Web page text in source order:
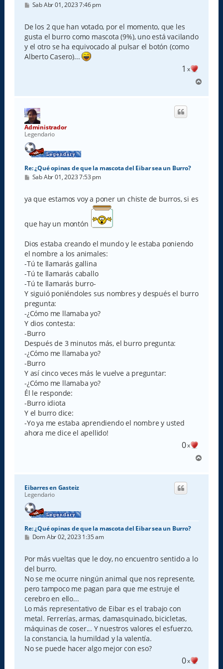
M
s
a
j
e
Sab Abr 01, 2023 7:46 pm
De los 2 que han votado, por el momento, que les
gusta el burro como mascota (9%), uno está vacilando
y el otro se ha equivocado al pulsar el botón (como
Alberto Casero)...
1 x
r
Administrador
Legendario
Re: ¿Qué opinas de que la mascota del Eibar sea un Burro?
M
s
a
Sab Abr 01, 2023 7:53 pm
ya que estamos voy a poner un chiste de burros, si es
que hay un montón
Dios estaba creando el mundo y le estaba poniendo
el nombre a los animales:
-Tú te llamarás gallina
-Tú te llamarás caballo
-Tú te llamarás burro-
Y siguió poniéndoles sus nombres y después el burro
pregunta:
-¿Cómo me llamaba yo?
Y dios contesta:
-Burro
Después de 3 minutos más, el burro pregunta:
-¿Cómo me llamaba yo?
-Burro
Y así cinco veces más le vuelve a preguntar:
-¿Cómo me llamaba yo?
Él le responde:
-Burro idiota
Y el burro dice:
-Yo ya me estaba aprendiendo el nombre y usted
ahora me dice el apellido!
0x
r
Eibarres en Gasteiz
Legendario
Re: ¿Qué opinas de que la mascota del Eibar sea un Burro?
M
s
a
j
e
Dom Abr 02, 2023 1:35 am
Por más vueltas que le doy, no encuentro sentido a lo
del burro.
No se me ocurre ningún animal que nos represente,
pero tampoco me pagan para que me estruje el
cerebro en ello...
Lo más representativo de Eibar es el trabajo con
metal. Ferrerías, armas, damasquinado, bicicletas,
máquinas de coser... Y nuestros valores el esfuerzo,
la constancia, la humildad y la valentía.
No se puede hacer algo mejor con eso?
0x